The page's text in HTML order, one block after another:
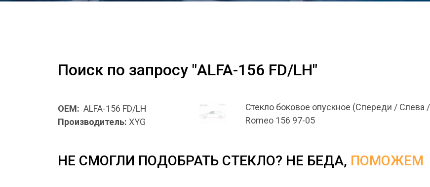
Поиск по запросу "ALFA-156 FD/LH"
OEM: ALFA-156 FD/LH
Производитель: XYG
Стекло боковое опускное (Спереди / Слева
Romeo 156 97-05
НЕ СМОГЛИ ПОДОБРАТЬ СТЕКЛО? НЕ БЕДА, ПОМОЖЕМ